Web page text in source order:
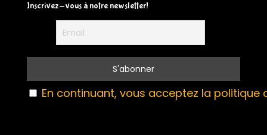
Inscrivez-vous à notre newsletter!
En continuant, vous acceptez la politique